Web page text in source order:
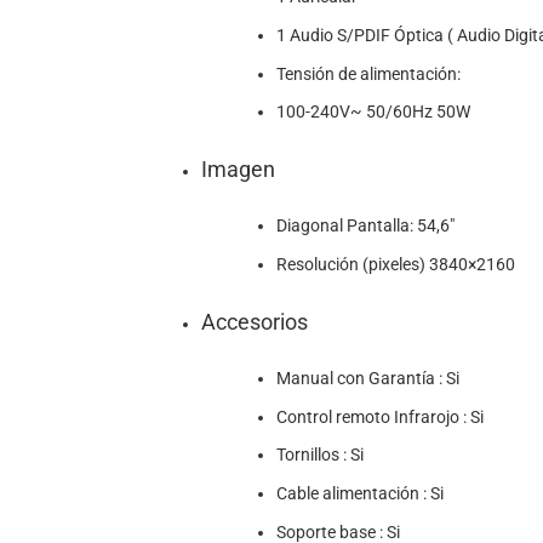
1 Audio S/PDIF Óptica ( Audio
Tensión de alimentación:
100-240V~ 50/60Hz 50W
Imagen
Diagonal Pantalla: 54,6″
Resolución (pixeles) 3840×2160
Accesorios
Manual con Garantía : Si
Control remoto Infrarojo : Si
Tornillos : Si
Cable alimentación : Si
Soporte base : Si